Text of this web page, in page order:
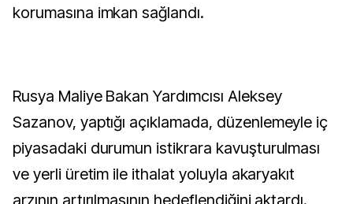
korumasına imkan sağlandı.
Rusya Maliye Bakan Yardımcısı Aleksey
Sazanov, yaptığı açıklamada, düzenlemeyle iç
piyasadaki durumun istikrara kavuşturulması
ve yerli üretim ile ithalat yoluyla akaryakıt
arzının artırılmasının hedeflendiğini aktardı.